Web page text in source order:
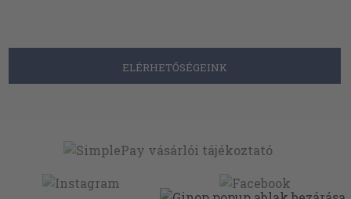
ELÉRHETŐSÉGEINK